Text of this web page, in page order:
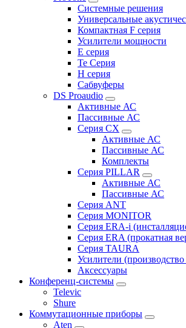
Системные решения
Универсальные
Компактная F серия
Усилители мощности
E серия
Te Серия
H серия
Сабвуферы
DS Proaudio
Активные АС
Пассивные АС
Серия CX
Активные АС
Пассивные АС
Комплекты
Серия PILLAR
Активные АС
Пассивные АС
Серия ANT
Серия MONITOR
Серия ERA-i
Серия ERA (прокатная
Серия TAURA
Усилители
Аксессуары
Конференц-системы
Televic
Shure
Коммутационные приборы
Aten